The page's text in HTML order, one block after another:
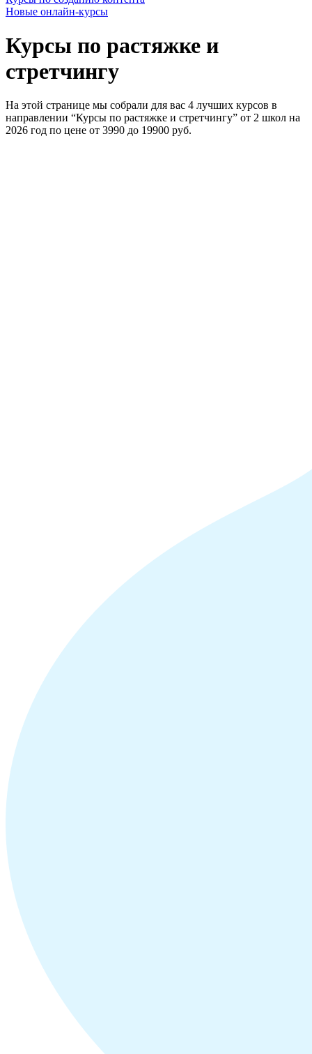
Новые онлайн‑курсы
Курсы по растяжке и
стретчингу
На этой странице мы собрали для вас 4 лучших курсов в
направлении “Курсы по растяжке и стретчингу” от 2 школ на
2026 год по цене от 3990 до 19900 руб.